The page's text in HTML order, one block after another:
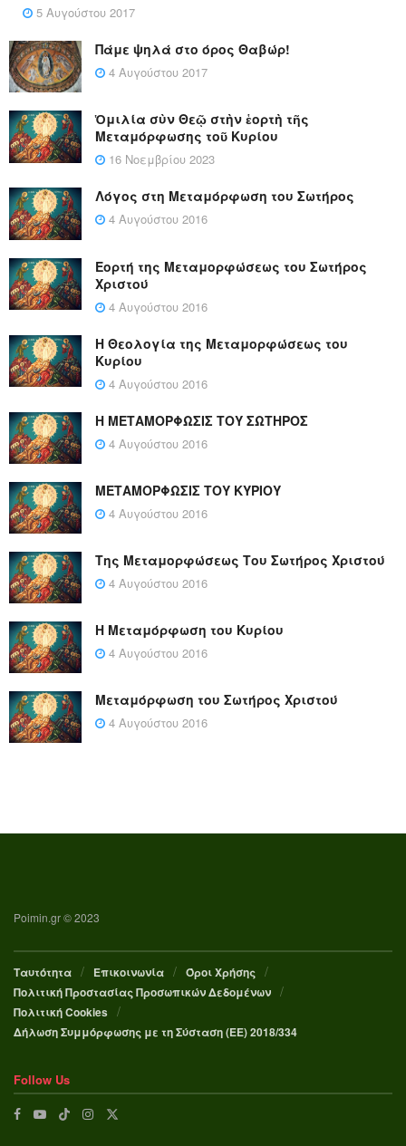
5 Αυγούστου 2017
Πάμε ψηλά στο όρος Θαβώρ!
4 Αυγούστου 2017
Ὁμιλία σὺν Θεῷ στὴν ἑορτὴ τῆς
Μεταμόρφωσης τοῦ Κυρίου
16 Νοεμβρίου 2023
Λόγος στη Μεταμόρφωση του Σωτήρος
4 Αυγούστου 2016
Εορτή της Μεταμορφώσεως του Σωτήρος
Χριστού
4 Αυγούστου 2016
Η Θεολογία της Μεταμορφώσεως του
Κυρίου
4 Αυγούστου 2016
Η ΜΕΤΑΜΟΡΦΩΣΙΣ ΤΟΥ ΣΩΤΗΡΟΣ
4 Αυγούστου 2016
ΜΕΤΑΜΟΡΦΩΣΙΣ ΤΟΥ ΚΥΡΙΟΥ
4 Αυγούστου 2016
Της Μεταμορφώσεως Του Σωτήρος Χριστού
4 Αυγούστου 2016
Η Μεταμόρφωση του Κυρίου
4 Αυγούστου 2016
Μεταμόρφωση του Σωτήρος Χριστού
4 Αυγούστου 2016
Poimin.gr © 2023
Ταυτότητα Επικοινωνία
Όροι Χρήσης
Πολιτική Προστασίας Προσωπικών Δεδομένων
Πολιτική Cookies
Δήλωση Συμμόρφωσης με τη Σύσταση (ΕΕ) 2018/334
Follow Us